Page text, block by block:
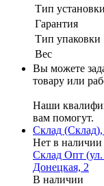
Тип установки
Гарантия
Тип упаковки
Вес
Вы можете
товару или
Наши
вам помогут.
Склад
Нет в наличии
Склад Опт
Донецкая, 2
В наличии